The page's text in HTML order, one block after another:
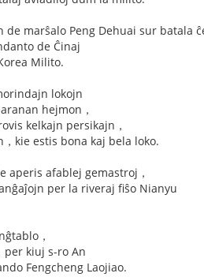
marŝalo Peng Dehuai sur batala
de Ĉinaj
Milito.
lokojn
hejmon，
kelkajn persikajn，
kie estis bona kaj bela loko.
aperis afablej gemastroj，
per la riveraj fiŝo Nianyu
，
kiuj s-ro An
Fengcheng Laojiao.